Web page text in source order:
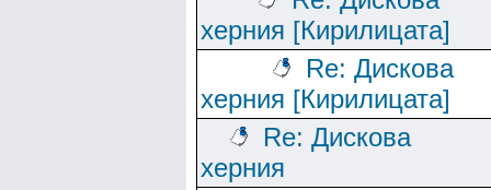
херния [Кирилицата]
Re: Дискова
херния [Кирилицата]
Re: Дискова
херния